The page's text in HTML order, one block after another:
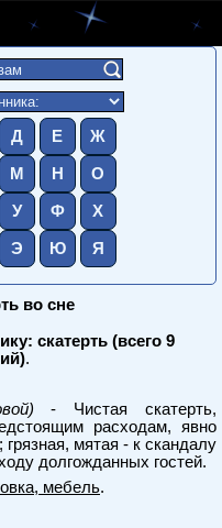
Д Е Ж
М Н О
У Ф Х
Э Ю Я
во сне
скатерть (всего 9
.
- Чистая скатерть,
расходам, явно
мятая - к скандалу
долгожданных гостей.
мебель.